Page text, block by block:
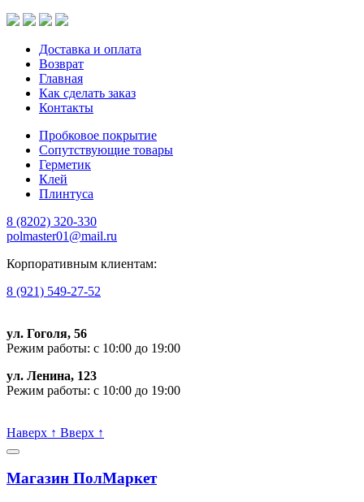
Доставка и оплата
Возврат
Главная
Как сделать заказ
Контакты
Пробковое покрытие
Сопутствующие товары
Герметик
Клей
Плинтуса
8 (8202) 320-330
polmaster01@mail.ru
Корпоративным клиентам:
8 (921) 549-27-52
ул. Гоголя, 56
Режим работы: с 10:00 до 19:00
ул. Ленина, 123
Режим работы: с 10:00 до 19:00
Наверх ↑ Вверх ↑
Магазин ПолМаркет